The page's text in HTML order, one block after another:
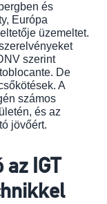
és
Európa
üzemeltet.
szerint
De
A
számos
és az
jövőért.
IGT